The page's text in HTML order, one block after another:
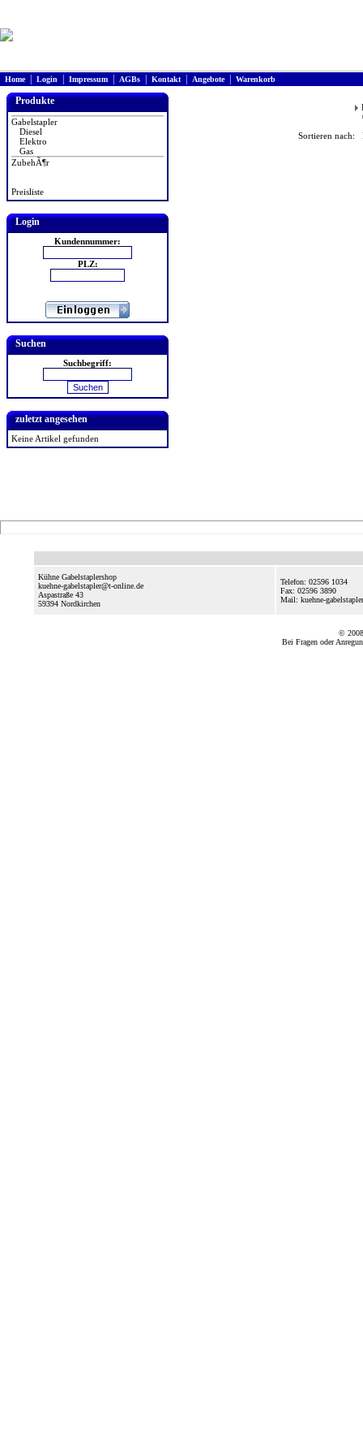
Home| Login Impressum AGBs Kontakt| Angebote| Warenkorb
Produkte
Gabelstapler
Diesel
Elektro
Gas
ZubehÃ¶r
Preisliste
Login
Kundennummer:
PLZ:
Suchen
Suchbegriff:
zuletzt angesehen
Keine Artikel gefunden
Sortieren nach:
Kühne Gabelstaplershop
kuehne-gabelstapler@t-online.de
Aspastraße 43
59394 Nordkirchen
Telefon: 02596 1034
Fax: 02596 3890
Mail: kuehne-
© 2008
Bei Fragen oder